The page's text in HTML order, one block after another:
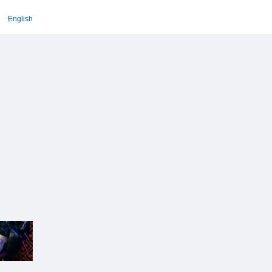
English